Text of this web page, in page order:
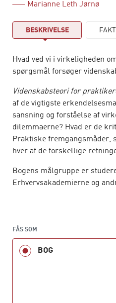
Marianne Leth Jørnø
BESKRIVELSE
Hvad ved vi i virkeligheden
spørgsmål forsøger
Videnskabsteori for
af de vigtigste
sansning og forståelse af
dilemmaerne? Hvad er de
Praktiske fremgangsmåder,
hver af de forskellige
Bogens målgruppe er
Erhvervsakademierne og
FÅS SOM
BOG